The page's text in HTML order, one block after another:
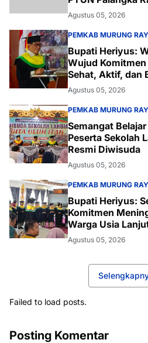
Agustus 05, 2026
PEMKAB MURUNG
Bupati Heriyus:
Wujud
Sehat, Aktif, dan
Agustus 05, 2026
PEMKAB MURUNG
Semangat
Peserta Sekolah
Resmi Diwisuda
Agustus 05, 2026
PEMKAB MURUNG
Bupati Heriyus:
Komitmen
Warga Usia
Agustus 05, 2026
Failed to load posts.
Posting Komentar